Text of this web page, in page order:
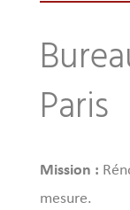
Paris
Mission :
mesure.